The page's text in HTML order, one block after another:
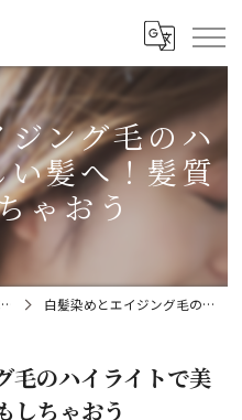
ジング毛のハ
い髪へ！髪質
ゃおう
白髪染めとエイジング毛のハイライトで美しい髪へ！髪質改善もしちゃおう
毛のハイライトで美
しちゃおう